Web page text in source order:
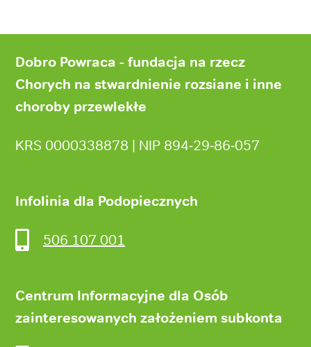
stronyDobro Powraca - fundacja na rzecz
Chorych na stwardnienie rozsiane i inne
choroby przewlekłe
KRS 0000338878 | NIP 894‑29‑86‑057
Infolinia dla Podopiecznych
506 107 001
Centrum Informacyjne dla Osób
zainteresowanych założeniem subkonta